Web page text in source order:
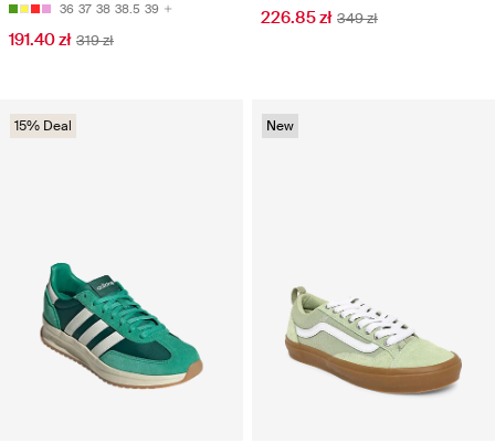
36 37 38 38.5 39
191.40 zł 319 zł
226.85 zł 349 zł
15% Deal New